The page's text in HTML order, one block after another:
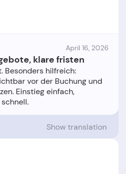
April 16, 2026
klare fristen
Besonders hilfreich:
vor der Buchung und
Einstieg einfach,
Show translation